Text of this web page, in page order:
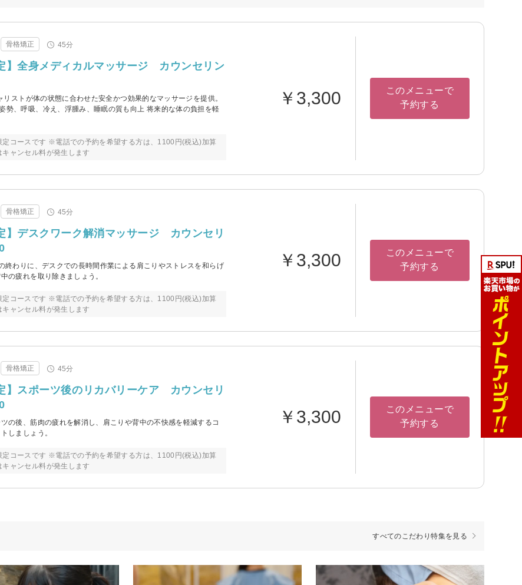
骨格矯正 45分
】全身メディカルマッサージ カウンセリン
リストが体の状態に合わせた安全かつ効果的なマッサージを提供。
勢、呼吸、冷え、浮腫み、睡眠の質も向上 将来的な体の負担を軽
コースです ※電話での予約を希望する方は、1100円(税込)加算
ャンセル料が発生します
￥3,300
このメニューで
予約する
骨格矯正 45分
】デスクワーク解消マッサージ カウンセリ
終わりに、デスクでの長時間作業による肩こりやストレスを和らげ
の疲れを取り除きましょう。
コースです ※電話での予約を希望する方は、1100円(税込)加算
ャンセル料が発生します
￥3,300
このメニューで
予約する
骨格矯正 45分
】スポーツ後のリカバリーケア カウンセリ
の後、筋肉の疲れを解消し、肩こりや背中の不快感を軽減するコ
しましょう。
コースです ※電話での予約を希望する方は、1100円(税込)加算
ャンセル料が発生します
￥3,300
このメニューで
予約する
すべてのこだわり特集を見る